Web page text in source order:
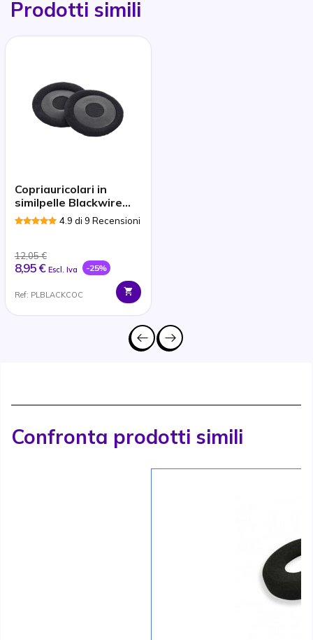
Prodotti simili
Copriauricolari in
similpelle Blackwire
serie C3004.9 di 9 Recensioni
12,05 €
8,95 € Escl. Iva -25%
Ref: PLBLACKCOC
Confronta prodotti simili